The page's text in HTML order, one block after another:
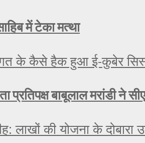
में टेका मत्था
बाबूलाल मरांडी ने